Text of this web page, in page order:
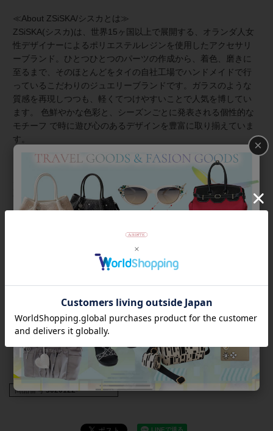
≪About ZSiSKA/シスカとは≫
ZSiSKA(シスカ)は、世界15ヶ国以上で展開する、オランダ人女
性デザイナーによるポリエステルレジンを使用したアクセサリ
ーブランド。ひとつひとつのパーツの作成から、着色、磨きに
至るまで、そのほとんどをタイの自社工場でハンドメイドで行
っているこだわりのジュエリーブランドです。ガラスのような
質感を再現しつつも、軽くてつけやすいことで人気を博してい
ます。 色鮮やかな色彩と、シーズンごとに発表される個性的な
モチーフ で時に遊び心のあるデザインを豊富に取り揃えていま
す。
≪REFLECTION≫
反射した光が真っすぐに進む様にインスピレーションを受けた
直線的なデザインのシリーズ。 光と影のコントラストをツート
ーンカラーのパーツで表現しています。
エッジのきいた直線的なデザインは、つけるだけで大人クール
なスタイリングに。おそろいのネックレスでさらにスタイルア
◆ネックレス 1020084
◆イヤリング 3020122
★雑誌掲載アイテム★
素敵なあの人11月号
商品番号 3020122-
×